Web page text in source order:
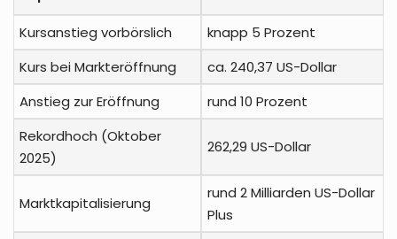
Kursanstieg vorbörslich
knapp 5 Prozent
Kurs bei Markteröffnung
ca. 240,37 US-Dollar
Anstieg zur Eröffnung
rund 10 Prozent
Rekordhoch (Oktober
2025)
262,29 US-Dollar
Marktkapitalisierung
rund 2 Milliarden US-Dollar
Plus